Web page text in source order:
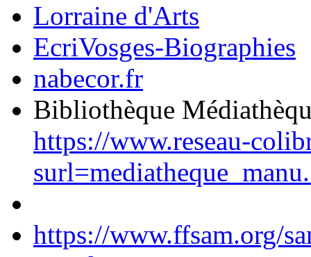
Lorraine d'Arts
EcriVosges-Biographies
nabecor.fr
Bibliothèque
https://www.reseau-
https://www.ffsam.org/